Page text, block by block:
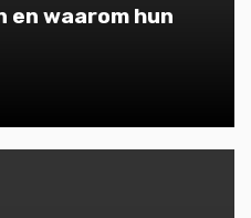
en waarom hun